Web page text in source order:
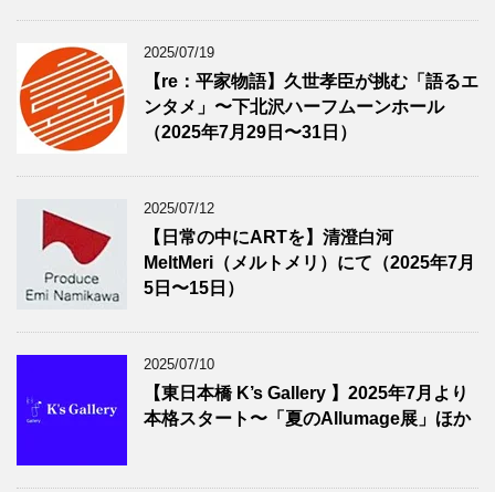
2025/07/19
【re：平家物語】久世孝臣が挑む「語るエ
ンタメ」〜下北沢ハーフムーンホール
（2025年7月29日〜31日）
2025/07/12
【日常の中にARTを】清澄白河
MeltMeri（メルトメリ）にて（2025年7月
5日〜15日）
2025/07/10
【東日本橋 K’s Gallery 】2025年7月より
本格スタート〜「夏のAllumage展」ほか